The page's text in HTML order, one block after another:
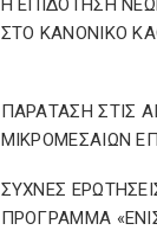
Η ΕΠΙΔΟΤΗΣΗ
ΣΤΟ ΚΑΝΟΝΙΚΟ
ΠΑΡΑΤΑΣΗ ΣΤΙΣ
ΜΙΚΡΟΜΕΣΑΙΩΝ
ΣΥΧΝΕΣ
ΠΡΟΓΡΑΜΜΑ